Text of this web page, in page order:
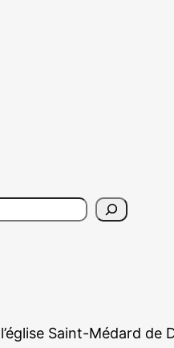
Saint-Médard de